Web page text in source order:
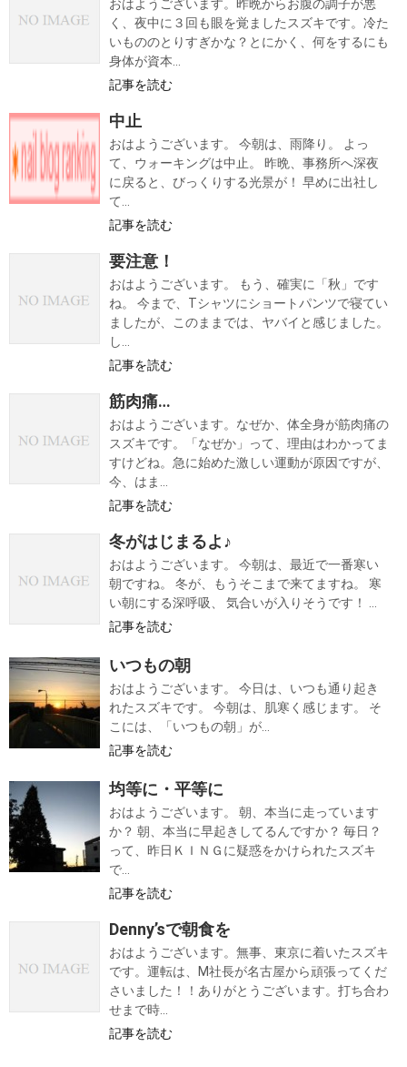
おはようございます。昨晩からお腹の調子が悪
く、夜中に３回も眼を覚ましたスズキです。冷た
いもののとりすぎかな？とにかく、何をするにも
身体が資本...
記事を読む
中止
おはようございます。 今朝は、雨降り。 よっ
て、ウォーキングは中止。 昨晩、事務所へ深夜
に戻ると、びっくりする光景が！ 早めに出社し
て...
記事を読む
要注意！
おはようございます。 もう、確実に「秋」です
ね。 今まで、Tシャツにショートパンツで寝てい
ましたが、このままでは、ヤバイと感じました。
し...
記事を読む
筋肉痛…
おはようございます。なぜか、体全身が筋肉痛の
スズキです。「なぜか」って、理由はわかってま
すけどね。急に始めた激しい運動が原因ですが、
今、はま...
記事を読む
冬がはじまるよ♪
おはようございます。 今朝は、最近で一番寒い
朝ですね。 冬が、もうそこまで来てますね。 寒
い朝にする深呼吸、 気合いが入りそうです！ ...
記事を読む
いつもの朝
おはようございます。 今日は、いつも通り起き
れたスズキです。 今朝は、肌寒く感じます。 そ
こには、「いつもの朝」が...
記事を読む
均等に・平等に
おはようございます。 朝、本当に走っています
か？ 朝、本当に早起きしてるんですか？ 毎日？
って、昨日ＫＩＮＧに疑惑をかけられたスズキ
で...
記事を読む
Denny’sで朝食を
おはようございます。無事、東京に着いたスズキ
です。運転は、M社長が名古屋から頑張ってくだ
さいました！！ありがとうございます。打ち合わ
せまで時...
記事を読む